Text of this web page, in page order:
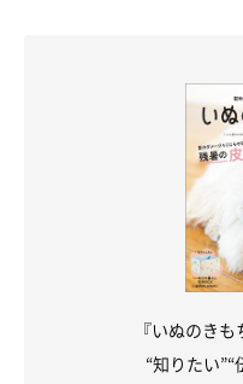
『いぬのき
“知りたい